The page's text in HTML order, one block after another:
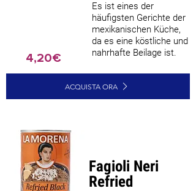
4,20€
Es ist eines der
häufigsten Gerichte der
mexikanischen Küche,
da es eine köstliche und
nahrhafte Beilage ist.
ACQUISTA ORA
Fagioli Neri
Refried